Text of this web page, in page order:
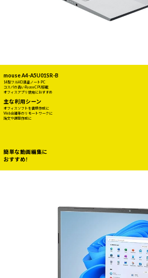
mouse A4-A5U01SR-B
14型フルHD液晶ノートPC
コスパの高いRyzen CPU搭載
オフィスアプリ使用におすすめ
主な利用シーン
オフィスソフトを書類作成に
Web会議等のリモートワークに
論文や課題作成に
簡単な動画編集に
おすすめ!